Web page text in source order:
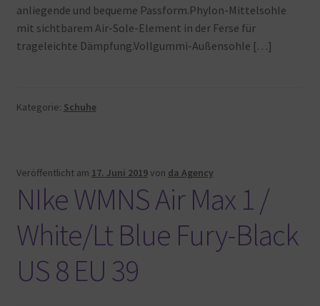
anliegende und bequeme Passform.Phylon-Mittelsohle
mit sichtbarem Air-Sole-Element in der Ferse für
trageleichte Dämpfung.Vollgummi-Außensohle […]
Kategorie: Schuhe
Veröffentlicht am 17. Juni 2019von da Agency
NIke WMNS Air Max 1 /
White/Lt Blue Fury-Black
US 8 EU 39